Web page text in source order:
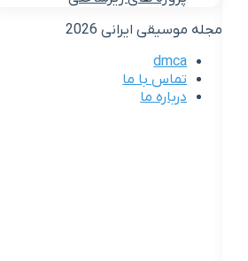
مجله موسیقی ایرانی 2026
dmca
تماس با ما
درباره ما